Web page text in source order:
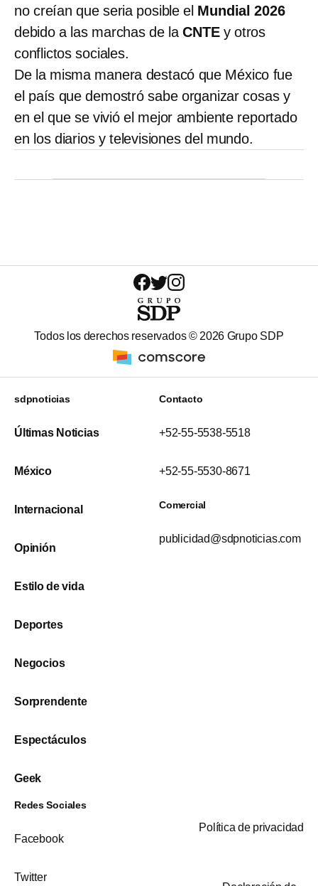
no creían que seria posible el Mundial 2026
debido a las marchas de laCNTEy otros
conflictos sociales.
De la misma manera destacó que México fue
el país que demostró sabe organizar cosas y
en el que se vivió el mejor ambiente reportado
en los diarios y televisiones del mundo.
Todos los derechos reservados © 2026 Grupo SDP
sdpnoticias
Últimas Noticias
México
Internacional
Opinión
Estilo de vida
Deportes
Negocios
Sorprendente
Espectáculos
Geek
Contacto
+52-55-5538-5518
+52-55-5530-8671
Comercial
publicidad@sdpnoticias.com
Redes Sociales
Facebook
Twitter
Política de privacidad